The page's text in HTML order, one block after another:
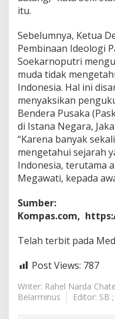
itu.
Sebelumnya, Ketua
Pembinaan Ideologi
Soekarnoputri
muda tidak
Indonesia. Hal ini
menyaksikan
Bendera Pusaka
di Istana Negara,
“Karena banyak
mengetahui sejarah
Indonesia, terutama
Megawati, kepada
Sumber:
Kompas.com,
Telah terbit pada
Post Views: 787
Writer: Rahel Narda
Belarminus
Editor: SB